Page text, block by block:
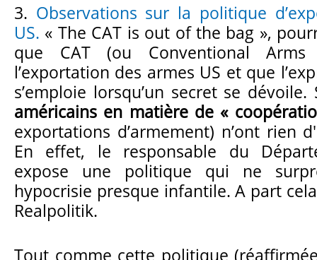
3. Observations sur la politique
US. « The CAT is out of the bag »,
que CAT (ou Conventional Arms
l’exportation des armes US et que
s’emploie lorsqu’un secret se
américains en matière de «
exportations d’armement) n’ont rien
En effet, le responsable du
expose une politique qui ne
hypocrisie presque infantile. A part
Realpolitik.
Tout comme cette politique